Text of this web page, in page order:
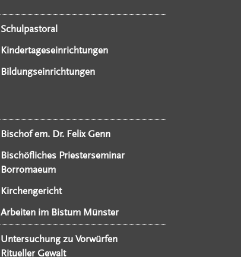
Schulpastoral
Kindertageseinrichtungen
Bildungseinrichtungen
Bischof em. Dr. Felix Genn
Bischöfliches Priesterseminar
Borromaeum
Kirchengericht
Arbeiten im Bistum Münster
Untersuchung zu Vorwürfen
Ritueller Gewalt